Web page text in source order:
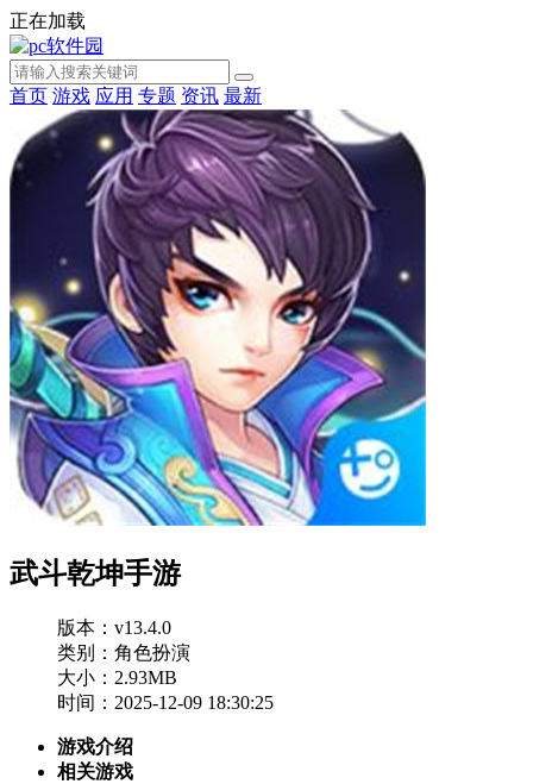
正在加载
首页 游戏 应用 专题 资讯 最新
武斗乾坤手游
版本：v13.4.0
类别：角色扮演
大小：2.93MB
时间：2025-12-09 18:30:25
游戏介绍
相关游戏